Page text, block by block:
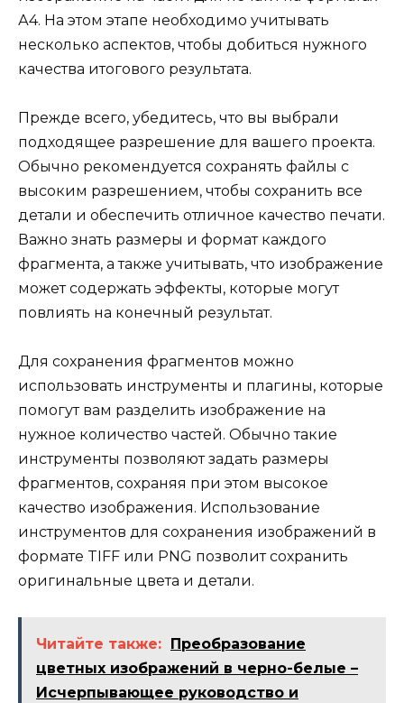
А4. На этом этапе необходимо учитывать
несколько аспектов, чтобы добиться нужного
качества итогового результата.
Прежде всего, убедитесь, что вы выбрали
подходящее разрешение для вашего проекта.
Обычно рекомендуется сохранять файлы с
высоким разрешением, чтобы сохранить все
детали и обеспечить отличное качество печати.
Важно знать размеры и формат каждого
фрагмента, а также учитывать, что изображение
может содержать эффекты, которые могут
повлиять на конечный результат.
Для сохранения фрагментов можно
использовать инструменты и плагины, которые
помогут вам разделить изображение на
нужное количество частей. Обычно такие
инструменты позволяют задать размеры
фрагментов, сохраняя при этом высокое
качество изображения. Использование
инструментов для сохранения изображений в
формате TIFF или PNG позволит сохранить
оригинальные цвета и детали.
Читайте также:
Преобразование
цветных изображений в черно-белые –
Исчерпывающее руководство и